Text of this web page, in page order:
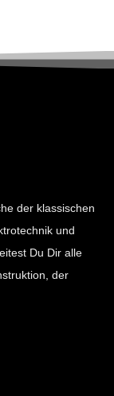
der klassischen
und
Du Dir alle
der